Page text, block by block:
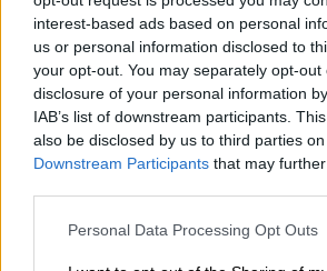
interest-based ads based on personal
us or personal information disclosed to
your opt-out. You may separately opt-
disclosure of your personal information
IAB’s list of downstream participants.
also be disclosed by us to third parties
Downstream Participants that may
Personal Data Processing Opt Outs
που ενθουσιάζει τους